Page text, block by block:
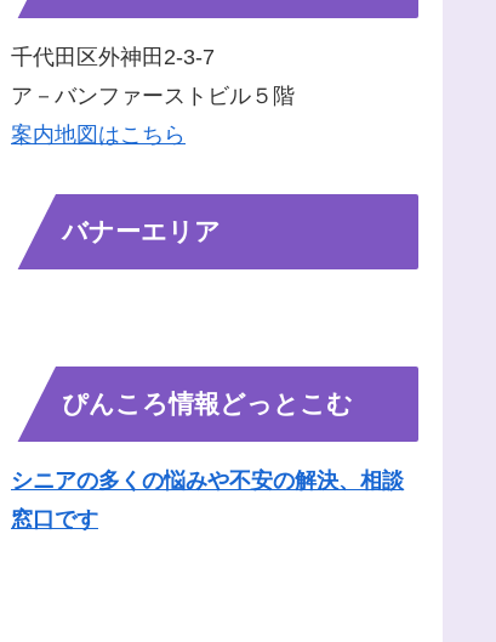
千代田区外神田2-3-7
ア－バンファーストビル５階
案内地図はこちら
バナーエリア
ぴんころ情報どっとこむ
シニアの多くの悩みや不安の解決、相談
窓口です